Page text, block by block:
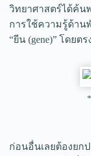
วิทยาศาสตร์ได้ค้น
การใช้ความรู้ด้า
“ยีน (gene)” โดยตร
ก่อนอื่นเลยต้องยก